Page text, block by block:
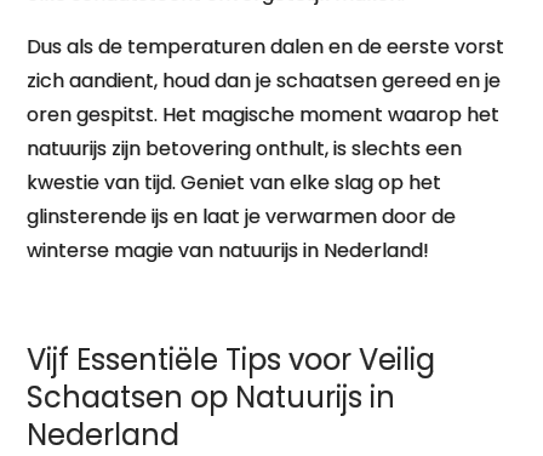
Dus als de temperaturen dalen en de eerste vorst
zich aandient, houd dan je schaatsen gereed en je
oren gespitst. Het magische moment waarop het
natuurijs zijn betovering onthult, is slechts een
kwestie van tijd. Geniet van elke slag op het
glinsterende ijs en laat je verwarmen door de
winterse magie van natuurijs in Nederland!
Vijf Essentiële Tips voor Veilig
Schaatsen op Natuurijs in
Nederland